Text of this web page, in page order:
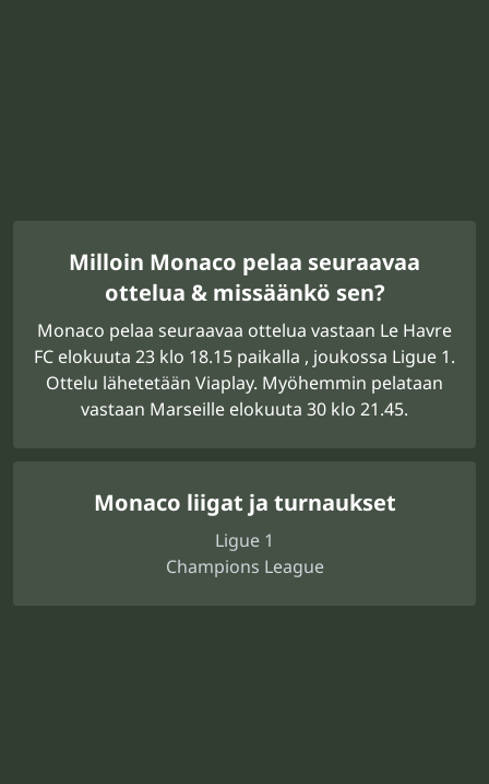
Milloin Monaco pelaa seuraavaa
ottelua & missäänkö sen?
Monaco pelaa seuraavaa ottelua vastaan Le Havre
FC elokuuta 23 klo 18.15 paikalla , joukossa Ligue 1.
Ottelu lähetetään Viaplay. Myöhemmin pelataan
vastaan Marseille elokuuta 30 klo 21.45.
Monaco liigat ja turnaukset
Ligue 1
Champions League